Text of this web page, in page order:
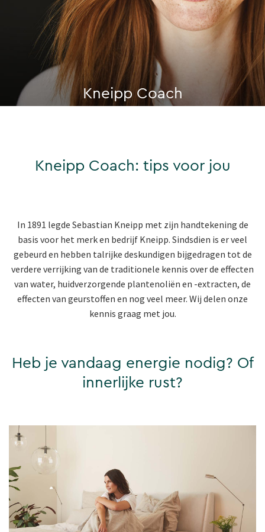
Kneipp Coach
Kneipp Coach: tips voor jou
In 1891 legde Sebastian Kneipp met zijn handtekening de
basis voor het merk en bedrijf Kneipp. Sindsdien is er veel
gebeurd en hebben talrijke deskundigen bijgedragen tot de
verdere verrijking van de traditionele kennis over de effecten
van water, huidverzorgende plantenoliën en -extracten, de
effecten van geurstoffen en nog veel meer. Wij delen onze
kennis graag met jou.
Heb je vandaag energie nodig? Of
innerlijke rust?